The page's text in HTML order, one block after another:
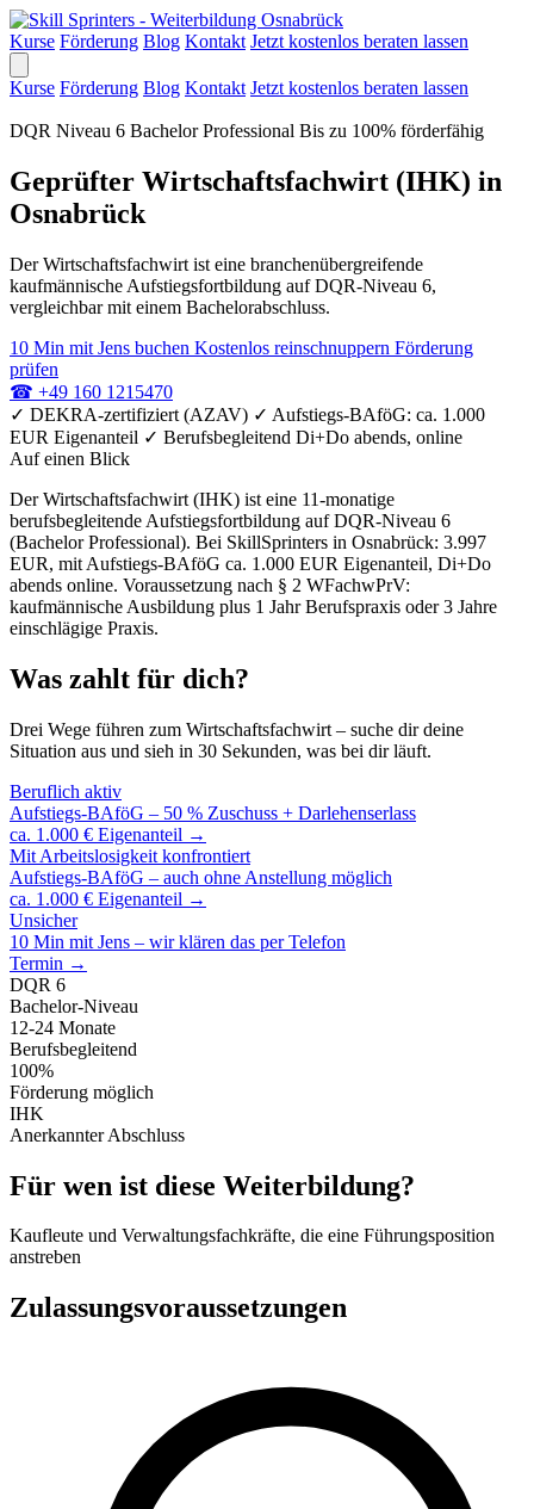
Kurse Förderung Blog Kontakt Jetzt kostenlos beraten lassen
Kurse Förderung Blog Kontakt Jetzt kostenlos beraten lassen
DQR Niveau 6 Bachelor Professional Bis zu 100% förderfähig
Geprüfter Wirtschaftsfachwirt (IHK) in
Osnabrück
Der Wirtschaftsfachwirt ist eine branchenübergreifende
kaufmännische Aufstiegsfortbildung auf DQR-Niveau 6,
vergleichbar mit einem Bachelorabschluss.
10 Min mit Jens buchen Kostenlos reinschnuppern Förderung
prüfen
☎ +49 160 1215470
✓ DEKRA-zertifiziert (AZAV) ✓ Aufstiegs-BAföG: ca. 1.000
EUR Eigenanteil ✓ Berufsbegleitend Di+Do abends, online
Auf einen Blick
Der Wirtschaftsfachwirt (IHK) ist eine 11-monatige
berufsbegleitende Aufstiegsfortbildung auf DQR-Niveau 6
(Bachelor Professional). Bei SkillSprinters in Osnabrück: 3.997
EUR, mit Aufstiegs-BAföG ca. 1.000 EUR Eigenanteil, Di+Do
abends online. Voraussetzung nach § 2 WFachwPrV:
kaufmännische Ausbildung plus 1 Jahr Berufspraxis oder 3 Jahre
einschlägige Praxis.
Was zahlt für dich?
Drei Wege führen zum Wirtschaftsfachwirt – suche dir deine
Situation aus und sieh in 30 Sekunden, was bei dir läuft.
Beruflich aktiv
Aufstiegs-BAföG – 50 % Zuschuss + Darlehenserlass
ca. 1.000 € Eigenanteil →
Mit Arbeitslosigkeit konfrontiert
Aufstiegs-BAföG – auch ohne Anstellung möglich
ca. 1.000 € Eigenanteil →
Unsicher
10 Min mit Jens – wir klären das per Telefon
Termin →
DQR 6
Bachelor-Niveau
12-24 Monate
Berufsbegleitend
100%
Förderung möglich
IHK
Anerkannter Abschluss
Für wen ist diese Weiterbildung?
Kaufleute und Verwaltungsfachkräfte, die eine Führungsposition
anstreben
Zulassungsvoraussetzungen